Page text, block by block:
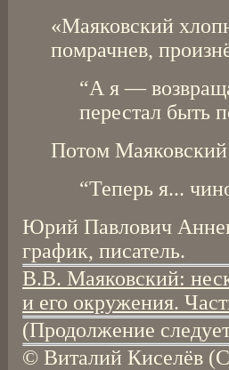
«Маяковский
помрачнев,
“А я —
перестал быть
Потом
“Теперь я...
Юрий Павлович
график, писатель.
В.В. Маяковский:
и его окружения.
(Продолжение
© Виталий Киселёв